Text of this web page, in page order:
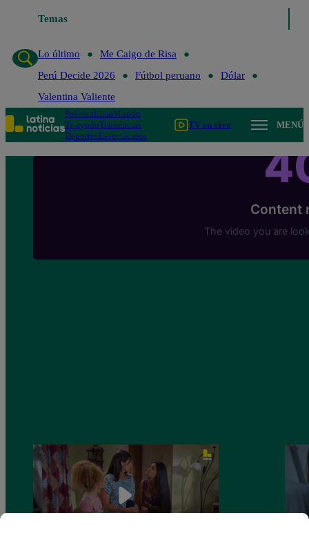
Temas
Lo último
Me Caigo de Risa
Perú Decide 2026
Fútbol peruano
Dólar
Valentina Valiente
PolíticaLimaMundo
Te ayudoTendencias
DeportesEspectáculos
TV en vivo MENÚ